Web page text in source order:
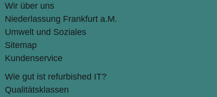
Wir über uns
Niederlassung Frankfurt a.M.
Umwelt und Soziales
Sitemap
Kundenservice
Wie gut ist refurbished IT?
Qualitätsklassen